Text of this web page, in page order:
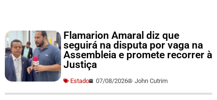
Flamarion Amaral diz que
seguirá na disputa por vaga na
Assembleia e promete recorrer à
Justiça
Estado 07/08/2026 John Cutrim